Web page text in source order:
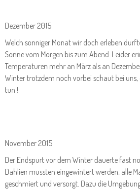
Dezember 2015
Welch sonniger Monat wir doch erleben
Sonne vom Morgen bis zum Abend. Leider
Temperaturen mehr an März als an
Winter trotzdem noch vorbei schaut bei
tun !
November 2015
Der Endspurt vor dem Winter dauerte fast
Dahlien mussten eingewintert werden, alle
geschmiert und versorgt. Dazu die